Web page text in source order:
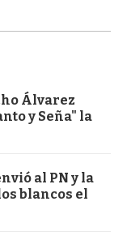
Álvarez
y Seña" la
al PN y la
blancos el